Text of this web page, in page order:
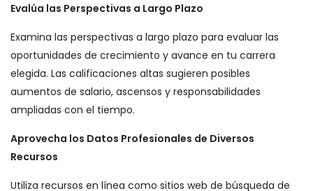
Evalúa las Perspectivas a Largo Plazo
Examina las perspectivas a largo plazo para evaluar las
oportunidades de crecimiento y avance en tu carrera
elegida. Las calificaciones altas sugieren posibles
aumentos de salario, ascensos y responsabilidades
ampliadas con el tiempo.
Aprovecha los Datos Profesionales de Diversos
Recursos
Utiliza recursos en línea como sitios web de búsqueda de